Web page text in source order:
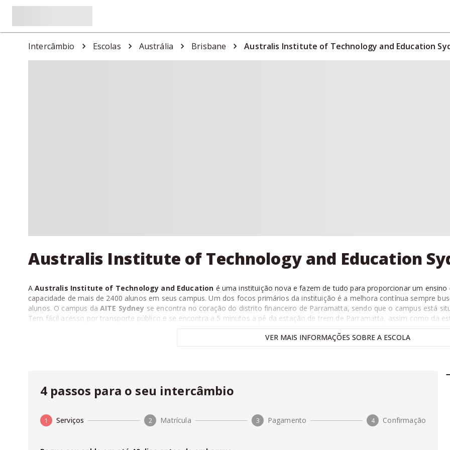
Intercâmbio Escolas Austrália Brisbane Australis Institute of Technology and Education
Australis Institute of Technology and Education
AAustralis Institute of Technology and Education é uma instituição nova e fazem de tudo para proporcionar um
capacidade de mais de 2400 alunos em seus campus. Um dos focos primários da instituição é a melhora contínua sempre
alunos. O campus da AITE Sydney se encontra no coração do distrito financeiro de Parramatta, sendo que o campus está
Tem fácil acesso por transporte público e se encontra a 5 minutos a pé da estação de trem de Parramatta, assim como da
, comparar as escolas de intercâmbioe reservar seu
sem pagar nada a mais por isso, com zero taxa de agenciamento e garantia demelhor preço. Monte seu intercâmbio
VER MAIS INFORMAÇÕES SOBRE A ESCOLA
4 passos para o seu intercâmbio
1 Serviços 2 Matrícula 3 Pagamento 4 Confirmação